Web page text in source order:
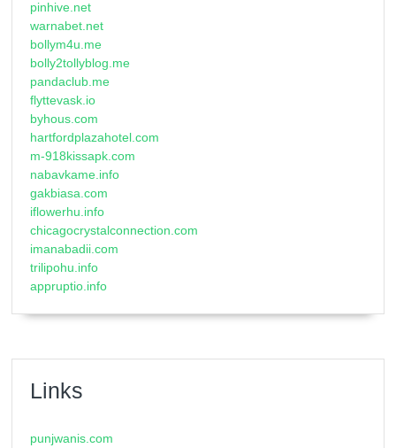
pinhive.net
warnabet.net
bollym4u.me
bolly2tollyblog.me
pandaclub.me
flyttevask.io
byhous.com
hartfordplazahotel.com
m-918kissapk.com
nabavkame.info
gakbiasa.com
iflowerhu.info
chicagocrystalconnection.com
imanabadii.com
trilipohu.info
appruptio.info
Links
punjwanis.com